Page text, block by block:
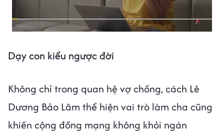
Dạy con kiểu ngược đời
Không chỉ trong quan hệ vợ chồng, cách Lê
Dương Bảo Lâm thể hiện vai trò làm cha cũng
khiến cộng đồng mạng không khỏi ngán